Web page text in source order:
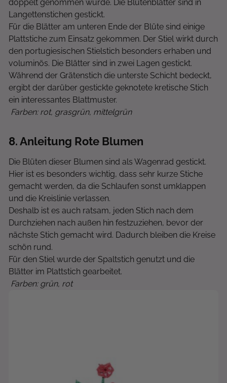
doppelt genommen wurde. Die Blütenblätter sind in
Langettenstichen gestickt.
Für die Blätter am unteren Ende der Blüte sind einige
Plattstiche zum Einsatz gekommen. Der Stiel wirkt durch
den portugiesischen Stielstich besonders erhaben und
voluminös. Die Blätter sind in zwei Lagen gestickt.
Während der Grätenstich die unterste Schicht bedeckt,
ergibt der darüber gestickte geknotete kretische Stich
ein interessantes Blattmuster.
Farben: rot, grasgrün, mittelgrün
8. Anleitung Rote Blumen
Die Blüten dieser Blumen sind als Wagenrad gestickt.
Hier ist es besonders wichtig, dass sehr kurze Stiche
gemacht werden, da die Schlaufen sonst umklappen
und die Kreislinie verlassen.
Deshalb ist es auch ratsam, jeden Stich nach dem
Durchziehen nach außen hin festzuziehen, bevor der
nächste Stich gemacht wird. Dadurch bleiben die Kreise
schön rund.
Für den Stiel wurde der Spaltstich genutzt und die
Blätter im Plattstich gearbeitet.
Farben: grün, rot